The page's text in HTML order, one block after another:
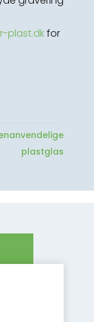
plast.dkfor
plastglas